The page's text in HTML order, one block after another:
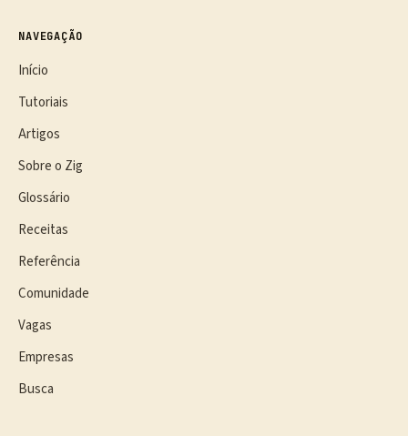
NAVEGAÇÃO
Início
Tutoriais
Artigos
Sobre o Zig
Glossário
Receitas
Referência
Comunidade
Vagas
Empresas
Busca